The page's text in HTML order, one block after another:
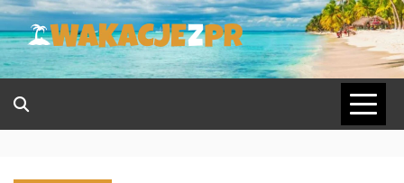
Skip
to
content